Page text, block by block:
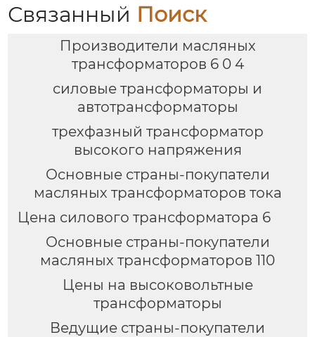
Связанный Поиск
Производители масляных
трансформаторов 6 0 4
силовые трансформаторы и
автотрансформаторы
трехфазный трансформатор
высокого напряжения
Основные страны-покупатели
масляных трансформаторов тока
Цена силового трансформатора 6
Основные страны-покупатели
масляных трансформаторов 110
Цены на высоковольтные
трансформаторы
Ведущие страны-покупатели